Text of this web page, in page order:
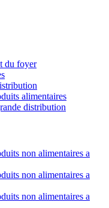
du foyer
alimentaires
distribution
non alimentaires a
non alimentaires a
non alimentaires a